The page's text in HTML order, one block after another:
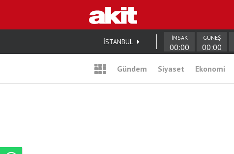
İSTANBUL İMSAK
00:00
GÜNEŞ
00:00
Gündem Siyaset Ekonomi